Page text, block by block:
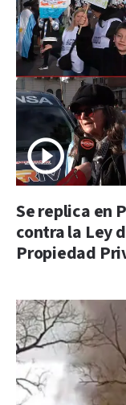
Se replica en
contra la Ley
Propiedad